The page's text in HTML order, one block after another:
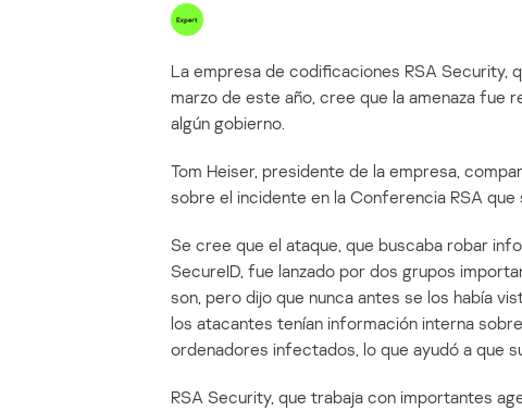
La empresa de codificaciones RSA Security,
marzo de este año, cree que la amenaza fue
algún gobierno.
Tom Heiser, presidente de la empresa,
sobre el incidente en la Conferencia RSA
Se cree que el ataque, que buscaba robar
SecureID, fue lanzado por dos grupos
son, pero dijo que nunca antes se los había
los atacantes tenían información interna
ordenadores infectados, lo que ayudó a que
RSA Security, que trabaja con importantes